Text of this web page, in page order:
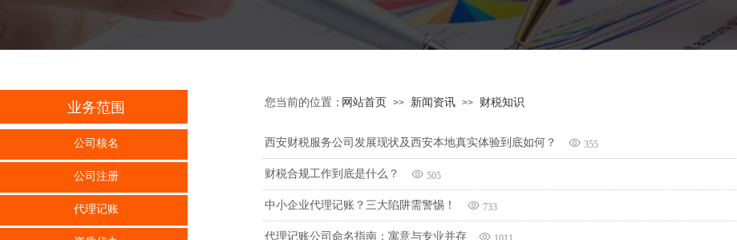
业务范围 您当前的位置： 网站首页 >> 新闻资讯 >> 财税知识
公司核名
公司注册
代理记账
西安财税服务公司发展现状及西安本地真实体验到底如何？ 355
财税合规工作到底是什么？ 505
中小企业代理记账？三大陷阱需警惕！ 733
代理记账公司命名指南：寓意与专业并存